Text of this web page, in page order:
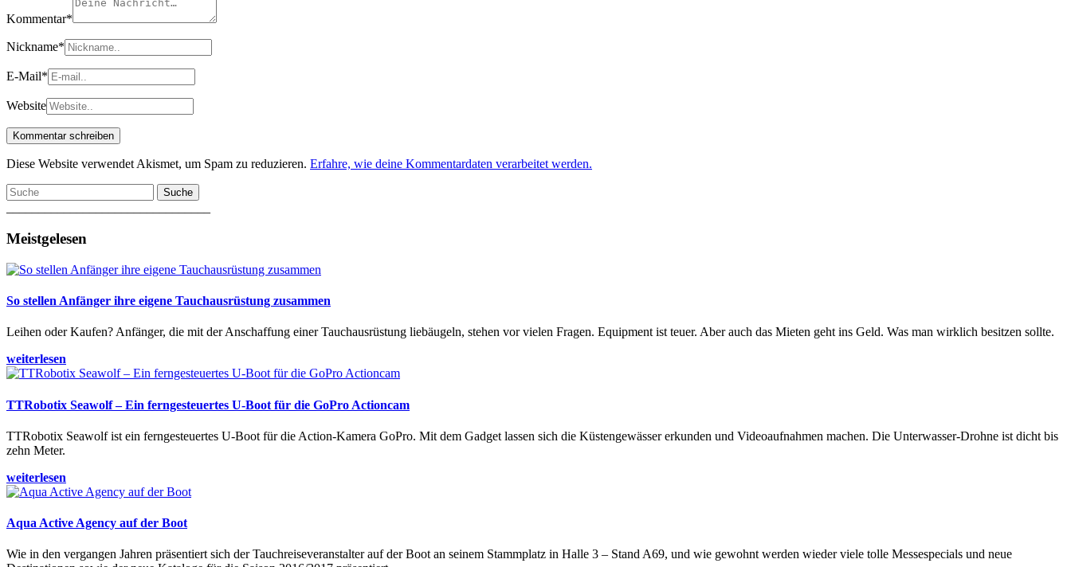
Kommentar*
Nickname*
E-Mail*
Website
Diese Website verwendet Akismet, um Spam zu reduzieren. Erfahre, wie deine Kommentardaten verarbeitet werden.
Suche
Meistgelesen
So stellen Anfänger ihre eigene Tauchausrüstung zusammen
Leihen oder Kaufen? Anfänger, die mit der Anschaffung einer Tauchausrüstung liebäugeln, stehen vor vielen Fragen. Equipment ist teuer. Aber auch das Mieten geht ins Geld. Was man wirklich besitzen sollte.
weiterlesen
TTRobotix Seawolf – Ein ferngesteuertes U-Boot für die GoPro Actioncam
TTRobotix Seawolf ist ein ferngesteuertes U-Boot für die Action-Kamera GoPro. Mit dem Gadget lassen sich die Küstengewässer erkunden und Videoaufnahmen machen. Die Unterwasser-Drohne ist dicht bis
zehn Meter.
weiterlesen
Aqua Active Agency auf der Boot
Wie in den vergangen Jahren präsentiert sich der Tauchreiseveranstalter auf der Boot an seinem Stammplatz in Halle 3 – Stand A69, und wie gewohnt werden wieder viele tolle Messespecials und neue